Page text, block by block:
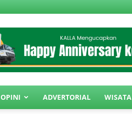
OPINI ADVERTORIAL WISATA